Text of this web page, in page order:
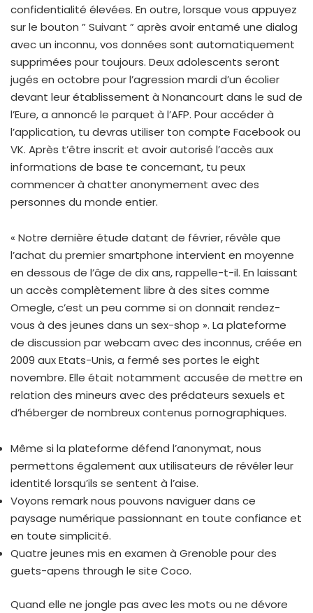
confidentialité élevées. En outre, lorsque vous appuyez
sur le bouton ” Suivant ” après avoir entamé une dialog
avec un inconnu, vos données sont automatiquement
supprimées pour toujours. Deux adolescents seront
jugés en octobre pour l’agression mardi d’un écolier
devant leur établissement à Nonancourt dans le sud de
l’Eure, a annoncé le parquet à l’AFP. Pour accéder à
l’application, tu devras utiliser ton compte Facebook ou
VK. Après t’être inscrit et avoir autorisé l’accès aux
informations de base te concernant, tu peux
commencer à chatter anonymement avec des
personnes du monde entier.
« Notre dernière étude datant de février, révèle que
l’achat du premier smartphone intervient en moyenne
en dessous de l’âge de dix ans, rappelle-t-il. En laissant
un accès complètement libre à des sites comme
Omegle, c’est un peu comme si on donnait rendez-
vous à des jeunes dans un sex-shop ». La plateforme
de discussion par webcam avec des inconnus, créée en
2009 aux Etats-Unis, a fermé ses portes le eight
novembre. Elle était notamment accusée de mettre en
relation des mineurs avec des prédateurs sexuels et
d’héberger de nombreux contenus pornographiques.
Même si la plateforme défend l’anonymat, nous
permettons également aux utilisateurs de révéler leur
identité lorsqu’ils se sentent à l’aise.
Voyons remark nous pouvons naviguer dans ce
paysage numérique passionnant en toute confiance et
en toute simplicité.
Quatre jeunes mis en examen à Grenoble pour des
guets-apens through le site Coco.
Quand elle ne jongle pas avec les mots ou ne dévore